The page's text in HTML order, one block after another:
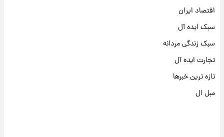
اقتصاد ایران
سبک ایده آل
سبک زندگی مردانه
تجارت ایده آل
تازه ترین خبرها
مبل ال